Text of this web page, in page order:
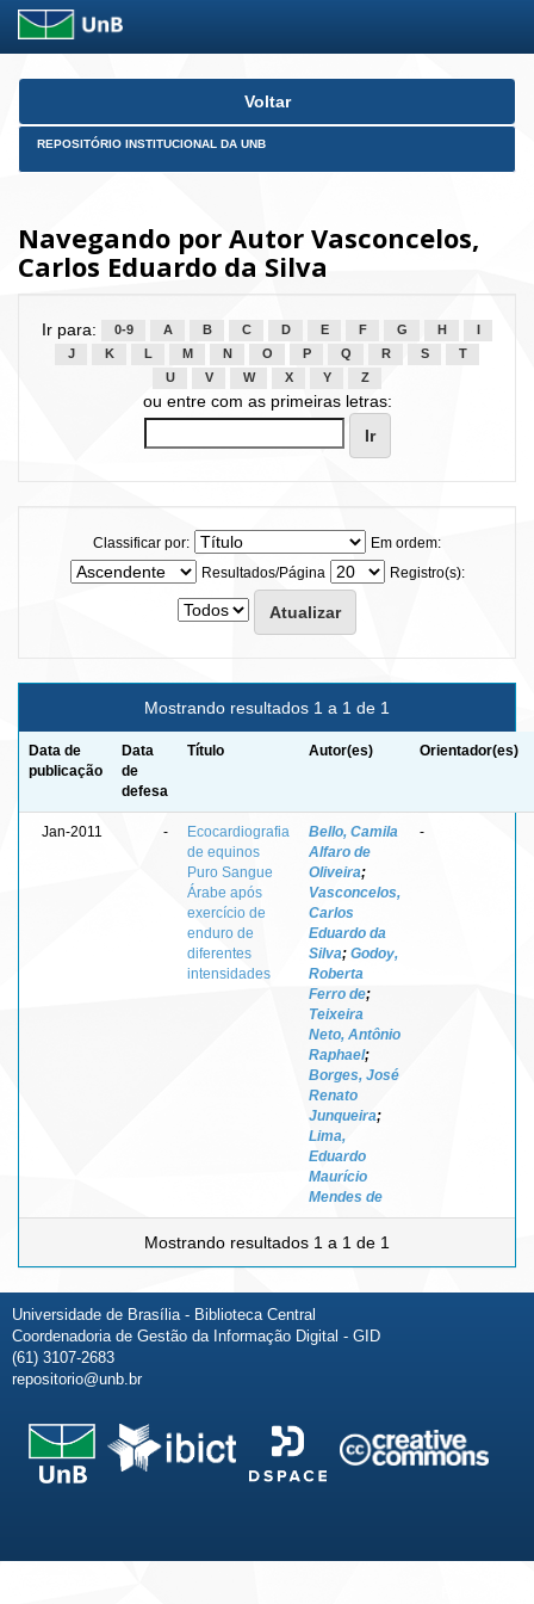
Skip
Voltar
REPOSITÓRIO INSTITUCIONAL DA UNB
Navegando por Autor Vasconcelos,
Carlos Eduardo da Silva
Ir para: 0-9 A B C D E F G H
J
K L M N O P Q R S
T
U
V W X Y Z
ou entre com as primeiras letras:
Classificar por:
Em ordem:
Resultados/Página
Registro(s):
Mostrando resultados 1 a 1 de 1
Data de
publicação
Data
de
defesa
Título Autor(es) Orientador(es)
Jan-2011 -
Ecocardiografia
de equinos
Puro Sangue
Árabe após
exercício de
enduro de
diferentes
intensidades
Bello, Camila
Alfaro de
Oliveira;
Vasconcelos,
Carlos
Eduardo da
Silva; Godoy,
Roberta
Ferro de;
Teixeira
Neto, Antônio
Raphael;
Borges, José
Renato
Junqueira;
Lima,
Eduardo
Maurício
Mendes de
-
Mostrando resultados 1 a 1 de 1
Universidade de Brasília - Biblioteca Central
Coordenadoria de Gestão da Informação Digital - GID
(61) 3107-2683
repositorio@unb.br